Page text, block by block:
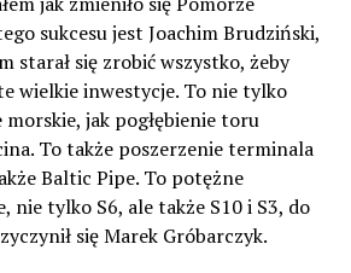
WOLIN
windsurfera. Miał złamany żagiel
na wolińskich dożynkach. Zobacz
sukcesu jest Joachim Brudziński,
starał się zrobić wszystko, żeby
wielkie inwestycje. To nie tylko
jak pogłębienie toru
To także poszerzenie terminala
Baltic Pipe. To potężne
nie tylko S6, ale także S10 i S3, do
się Marek Gróbarczyk.